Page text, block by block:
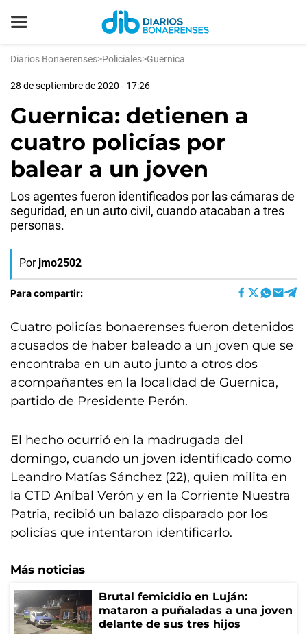
Diarios Bonaerenses>Policiales>Guernica
28 de septiembre de 2020 - 17:26
Guernica: detienen a
cuatro policías por
balear a un joven
Los agentes fueron identificados por las cámaras de
seguridad, en un auto civil, cuando atacaban a tres
personas.
Por jmo2502
Para compartir:
Cuatro policías bonaerenses fueron detenidos
acusados de haber baleado a un joven que se
encontraba en un auto junto a otros dos
acompañantes en la localidad de Guernica,
partido de Presidente Perón.
El hecho ocurrió en la madrugada del
domingo, cuando un joven identificado como
Leandro Matías Sánchez (22), quien milita en
la CTD Aníbal Verón y en la Corriente Nuestra
Patria, recibió un balazo disparado por los
policías que intentaron identificarlo.
Más noticias
Brutal femicidio en Luján:
mataron a puñaladas a una joven
delante de sus tres hijos